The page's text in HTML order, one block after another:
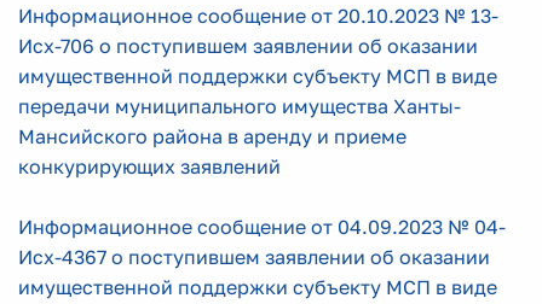
Информационное сообщение от 20.10.2023 № 13-
Исх-706 о поступившем заявлении об оказании
имущественной поддержки субъекту МСП в виде
передачи муниципального имущества Ханты-
Мансийского района в аренду и приеме
конкурирующих заявлений
Информационное сообщение от 04.09.2023 № 04-
Исх-4367 о поступившем заявлении об оказании
имущественной поддержки субъекту МСП в виде